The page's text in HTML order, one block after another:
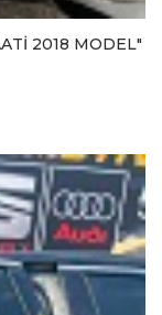
2018 MODEL"